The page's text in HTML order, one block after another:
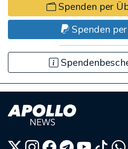
Spenden per
Spenden